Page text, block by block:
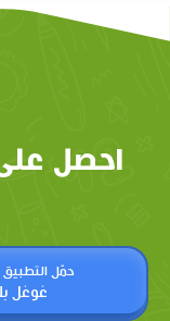
احصل
حمّل
غوغل